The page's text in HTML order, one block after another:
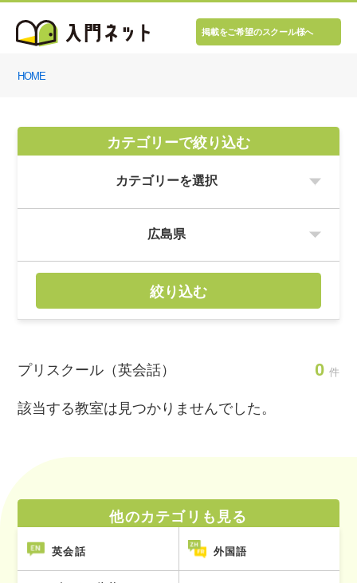
掲載をご希望のスクール様へ
HOME
カテゴリーで絞り込む
絞り込む
プリスクール（英会話） 0 件
該当する教室は見つかりませんでした。
他のカテゴリも見る
英会話 外国語